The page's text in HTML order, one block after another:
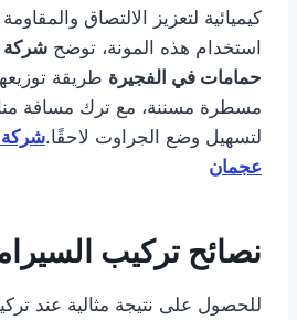
كيميائية لتعزيز الالتصاق
استخدام هذه المونة، توضح شركة
حمامات في الفجيرة طريقة
مسطرة مسننة، مع ترك مسافة
لتسهيل وضع الجراوت لاحقًا.شركة
عجمان
نصائح تركيب
للحصول على نتيجة مثالية عند